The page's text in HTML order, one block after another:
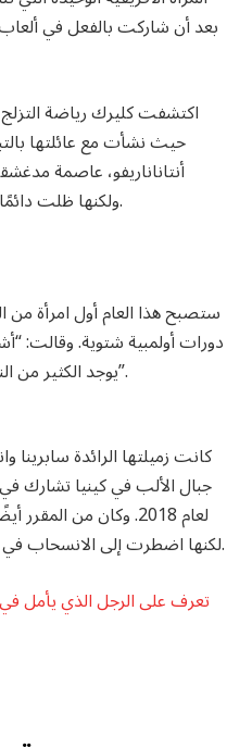
اكتشفت كليرك رياضة
حيث نشأت مع عائلتها
أنتاناناريفو، عاصمة
ولكنها ظلت دائمًا على اتصال بعائلتها البيولوجية.
ستصبح هذا العام أول امرأة من
دورات أولمبية شتوية. وقالت:
يوجد الكثير من النساء الأفريقيات في عالم التزلج”.
كانت زميلتها الرائدة
جبال الألب في كينيا تشارك في
لعام 2018. وكان من
لكنها اضطرت إلى الانسحاب في اللحظة الأخيرة، وفقًا للمنظمين.
تعرف على الرجل الذي يأمل في